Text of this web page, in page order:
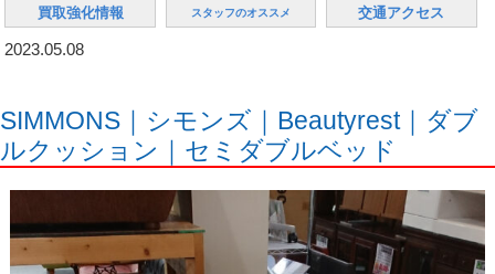
買取強化情報 スタッフのオススメ 交通アクセス
2023.05.08
SIMMONS｜シモンズ｜Beautyrest｜ダブ
ルクッション｜セミダブルベッド